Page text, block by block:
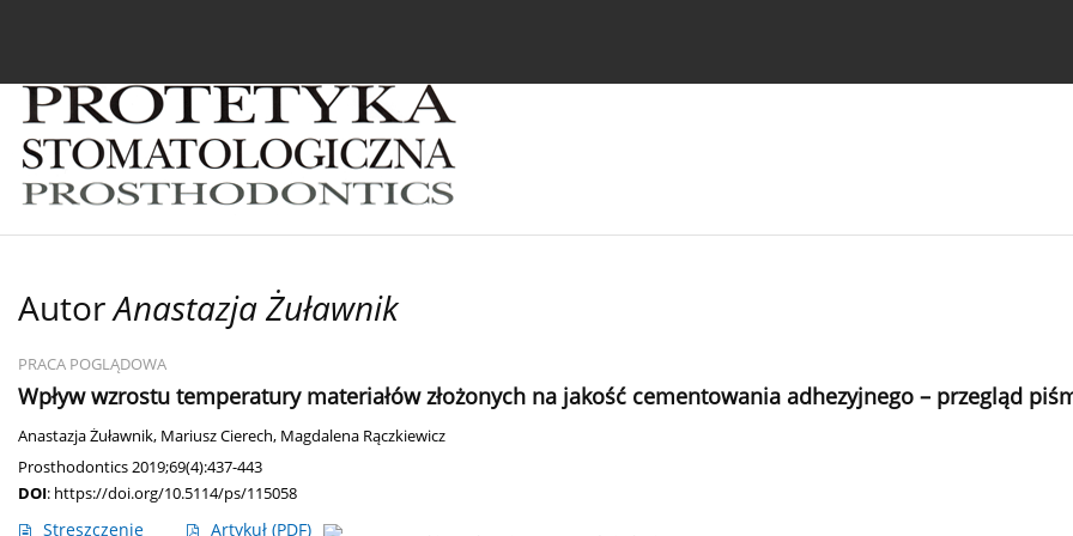
AutorAnastazja Żuławnik
PRACA POGLĄDOWA
Wpływ wzrostu temperatury materiałów złożonych na jakość cementowania adhezyjnego – przegląd
Anastazja Żuławnik, Mariusz Cierech, Magdalena Rączkiewicz
Prosthodontics 2019;69(4):437-443
DOI: https://doi.org/10.5114/ps/115058
Streszczenie Artykuł (PDF)